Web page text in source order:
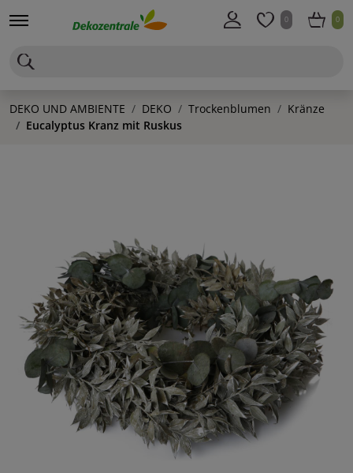
0 0
DEKO UND AMBIENTE DEKO Trockenblumen
Kränze
Eucalyptus Kranz mit Ruskus